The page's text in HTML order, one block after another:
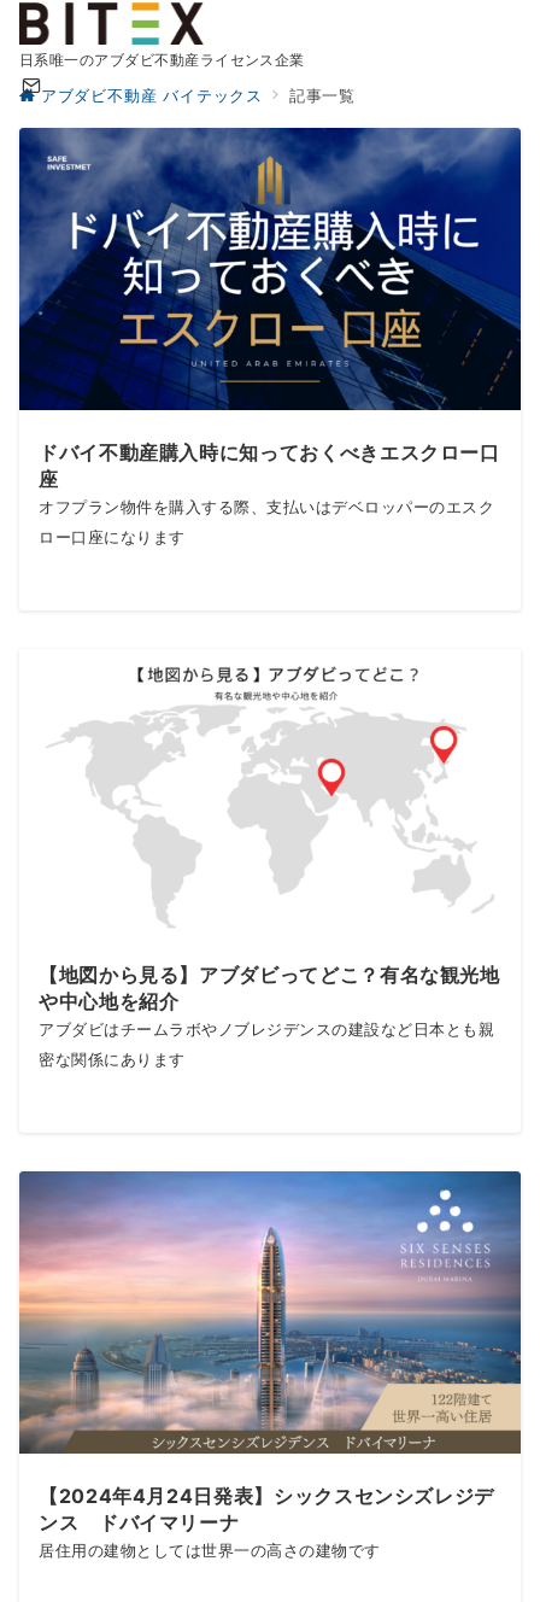
日系唯一のアブダビ不動産ライセンス企業
アブダビ不動産 バイテックス 記事一覧
ドバイ不動産購入時に知っておくべきエスクロー口
座
オフプラン物件を購入する際、支払いはデベロッパーのエスク
ロー口座になります
【地図から見る】アブダビってどこ？有名な観光地
や中心地を紹介
アブダビはチームラボやノブレジデンスの建設など日本とも親
密な関係にあります
【2024年4月24日発表】シックスセンシズレジデ
ンス ドバイマリーナ
居住用の建物としては世界一の高さの建物です